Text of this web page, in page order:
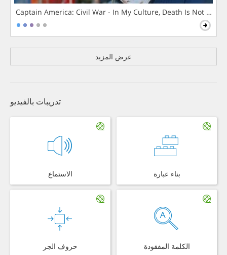
Captain America: Civil War - In My Culture, Death Is Not The
عرض المزيد
تدريبات بالفيديو
الاستماع بناء عبارة
حروف الجر الكلمة المفقودة